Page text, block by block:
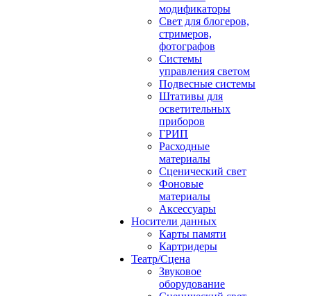
модификаторы
Свет для блогеров,
стримеров,
фотографов
Системы
управления светом
Подвесные системы
Штативы для
осветительных
приборов
ГРИП
Расходные
материалы
Сценический свет
Фоновые
материалы
Аксессуары
Носители данных
Карты памяти
Картридеры
Театр/Сцена
Звуковое
оборудование